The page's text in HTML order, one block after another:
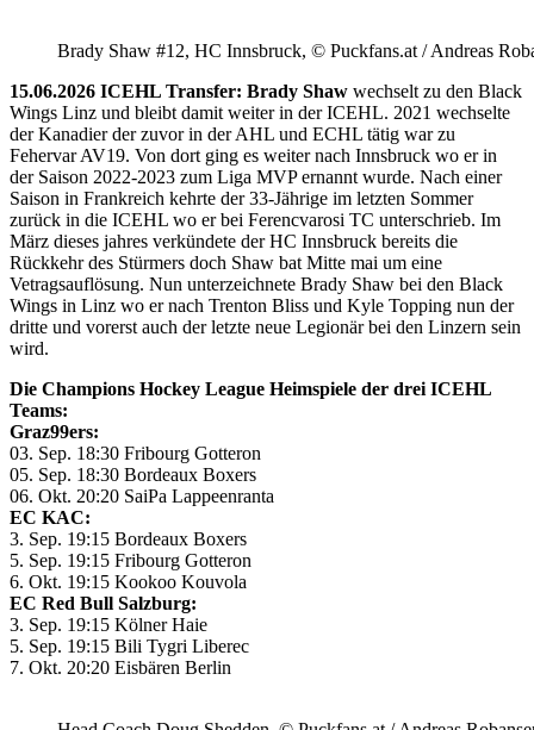
Brady Shaw #12, HC Innsbruck, © Puckfans.at / Andreas
15.06.2026 ICEHL Transfer: Brady Shaw wechselt zu den Black
Wings Linz und bleibt damit weiter in der ICEHL. 2021 wechselte
der Kanadier der zuvor in der AHL und ECHL tätig war zu
Fehervar AV19. Von dort ging es weiter nach Innsbruck wo er in
der Saison 2022-2023 zum Liga MVP ernannt wurde. Nach einer
Saison in Frankreich kehrte der 33-Jährige im letzten Sommer
zurück in die ICEHL wo er bei Ferencvarosi TC unterschrieb. Im
März dieses jahres verkündete der HC Innsbruck bereits die
Rückkehr des Stürmers doch Shaw bat Mitte mai um eine
Vetragsauflösung. Nun unterzeichnete Brady Shaw bei den Black
Wings in Linz wo er nach Trenton Bliss und Kyle Topping nun der
dritte und vorerst auch der letzte neue Legionär bei den Linzern sein
wird.
Die Champions Hockey League Heimspiele der drei ICEHL
Teams:
Graz99ers:
03. Sep. 18:30 Fribourg Gotteron
05. Sep. 18:30 Bordeaux Boxers
06. Okt. 20:20 SaiPa Lappeenranta
EC KAC:
3. Sep. 19:15 Bordeaux Boxers
5. Sep. 19:15 Fribourg Gotteron
6. Okt. 19:15 Kookoo Kouvola
EC Red Bull Salzburg:
3. Sep. 19:15 Kölner Haie
5. Sep. 19:15 Bili Tygri Liberec
7. Okt. 20:20 Eisbären Berlin